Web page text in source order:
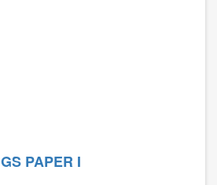
GS PAPER I